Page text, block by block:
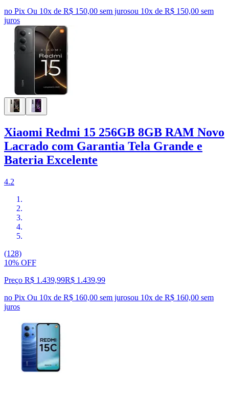
no Pix Ou 10x de R$ 150,00 sem jurosou 10x de R$ 150,00 sem
juros
Xiaomi Redmi 15 256GB 8GB RAM Novo
Lacrado com Garantia Tela Grande e
Bateria Excelente
4.2
(128)
10% OFF
Preço R$ 1.439,99R$ 1.439,99
no Pix Ou 10x de R$ 160,00 sem jurosou 10x de R$ 160,00 sem
juros